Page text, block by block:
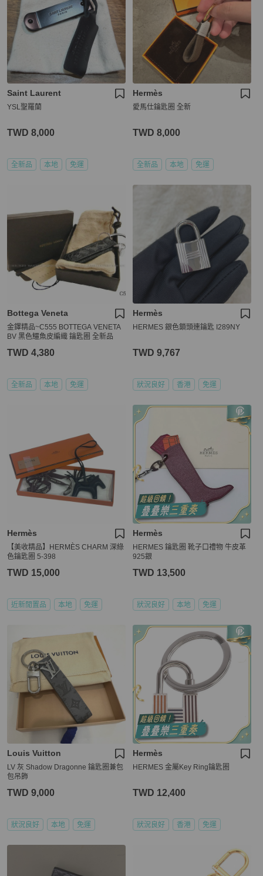
Saint Laurent
YSL聖羅蘭
TWD 8,000
全新品 本地 免運
Hermès
愛馬仕鑰匙圈 全新
TWD 8,000
全新品 本地 免運
Bottega Veneta
金鐸精品~C555 BOTTEGA VENETA
BV 黑色鱷魚皮編織 鑰匙圈 全新品
TWD 4,380
全新品 本地 免運
Hermès
HERMES 銀色鎖頭連鑰匙 I289NY
TWD 9,767
狀況良好 香港 免運
Hermès
【美收精品】HERMÈS CHARM 深綠
色鑰匙圈 5-398
TWD 15,000
近新閒置品 本地 免運
Hermès
HERMES 鑰匙圈 靴子口禮物 牛皮革
925銀
TWD 13,500
狀況良好 本地 免運
Louis Vuitton
LV 灰 Shadow Dragonne 鑰匙圈兼包
包吊飾
TWD 9,000
狀況良好 本地 免運
Hermès
HERMES 金屬Key Ring鑰匙圈
TWD 12,400
狀況良好 香港 免運